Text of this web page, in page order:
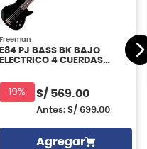
Freeman
E84 PJ BASS BK BAJO
ELECTRICO 4 CUERDAS
19% S/ 569.00
Antes: S/ 699.00
Agregar